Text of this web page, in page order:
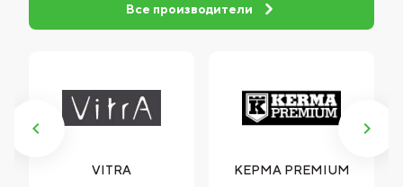
Все производители
VITRA КЕРМА PREMIUM